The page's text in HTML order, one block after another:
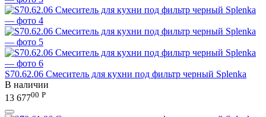
S70.62.06 Смеситель для кухни под фильтр черный Splenka
В наличии
13 67700 Р